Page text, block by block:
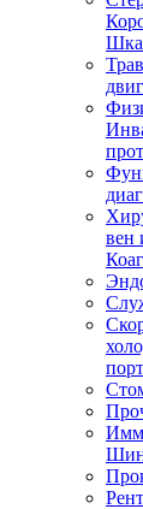
Зачем
Все
покупки
в
одном
месте
Личный
статуса
заказа
вен